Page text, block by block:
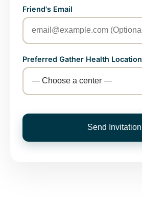
Friend's Email
Preferred Gather Health Location
Send Invitation